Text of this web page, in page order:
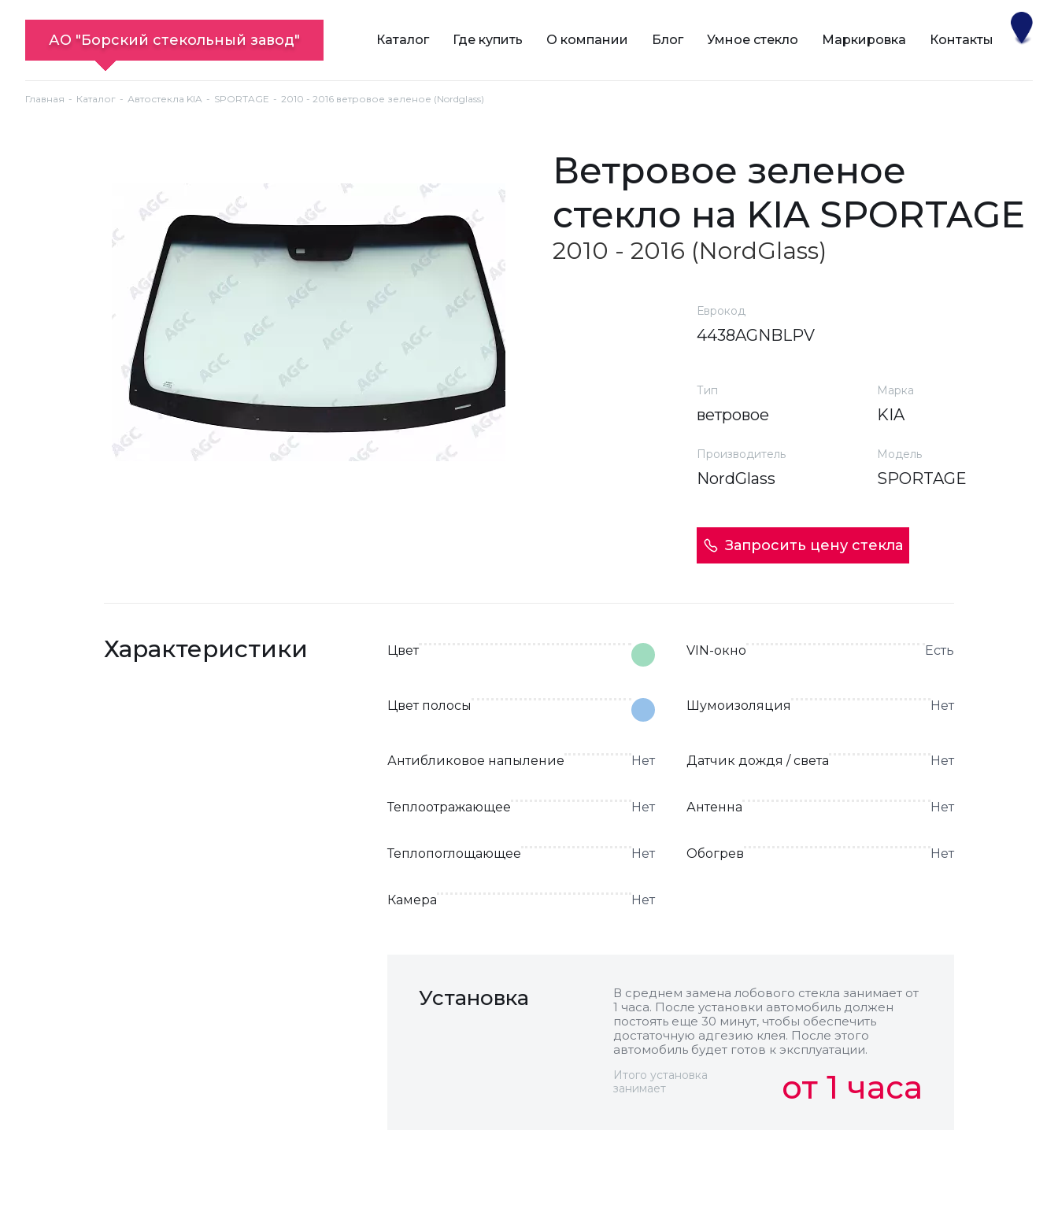
АО "Борский стекольный завод" Каталог Где купить О компании Блог Умное стекло Маркировка Контакты
Главная Каталог Автостекла KIA SPORTAGE 2010 - 2016 ветровое зеленое (Nordglass)
ветровое зеленое
стекло на KIA SPORTAGE
2010 - 2016 (NordGlass)
Еврокод
4438AGNBLPV
Тип
ветровое
Марка
KIA
Производитель
NordGlass
Модель
SPORTAGE
Запросить цену стекла
Характеристики Цвет VIN-окно Есть
Цвет полосы Шумоизоляция Нет
Антибликовое напыление Нет Датчик дождя / света Нет
Теплоотражающее Нет Антенна Нет
Теплопоглощающее Нет Обогрев Нет
Камера Нет
Установка
В среднем замена лобового стекла занимает от
1 часа. После установки автомобиль должен
постоять еще 30 минут, чтобы обеспечить
достаточную адгезию клея. После этого
автомобиль будет готов к эксплуатации.
Итого установка
занимает
от 1 часа